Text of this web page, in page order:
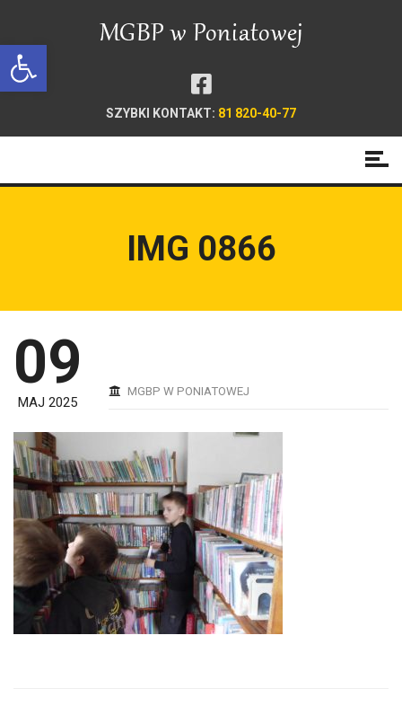
Open toolbar
SZYBKI KONTAKT: 81 820-40-77
IMG 0866
09
MAJ 2025
MGBP W PONIATOWEJ